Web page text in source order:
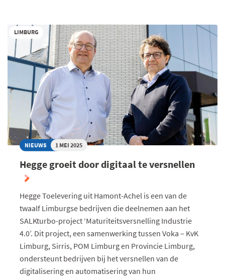
ZETTEN
STAPPEN
RICHTING
INDUSTRIE
LIMBURG
NIEUWS 1 MEI 2025
Hegge groeit door digitaal te versnellen
Hegge Toelevering uit Hamont-Achel is een van de
twaalf Limburgse bedrijven die deelnemen aan het
SALKturbo-project ‘Maturiteitsversnelling Industrie
4.0’. Dit project, een samenwerking tussen Voka – KvK
Limburg, Sirris, POM Limburg en Provincie Limburg,
ondersteunt bedrijven bij het versnellen van de
digitalisering en automatisering van hun